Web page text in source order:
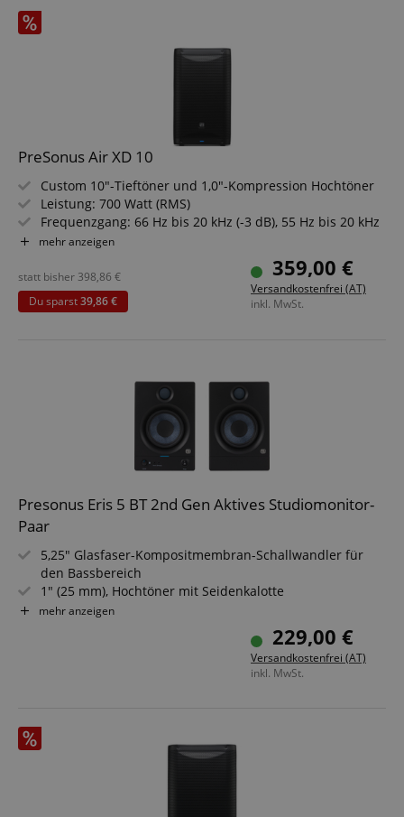
PreSonus Air XD 10
Custom 10"-Tieftöner und 1,0"-Kompression Hochtöner
Leistung: 700 Watt (RMS)
Frequenzgang: 66 Hz bis 20 kHz (-3 dB), 55 Hz bis 20 kHz
(-10 dB)
Abstrahlwinkel: 90° x 60°
Fortschrittliches DSP, 2,6"-LCD-Display und Bluetooth mit
TWS-Bridge-Modus
mehr anzeigen
359,00 €
Versandkostenfrei (AT)
inkl. MwSt.
statt bisher 398,86 €
Du sparst39,86 €
Presonus Eris 5 BT 2nd Gen Aktives Studiomonitor-
Paar
5,25" Glasfaser-Kompositmembran-Schallwandler für
den Bassbereich
1" (25 mm), Hochtöner mit Seidenkalotte
Bluetooth 5.0
104 dB maximaler Dauerschalldruck (SPL)
TRS-Klinken (L/R, symmetrisch), Cinch-Paar (L/R), 3,5 mm
mehr anzeigen
229,00 €
Versandkostenfrei (AT)
inkl. MwSt.